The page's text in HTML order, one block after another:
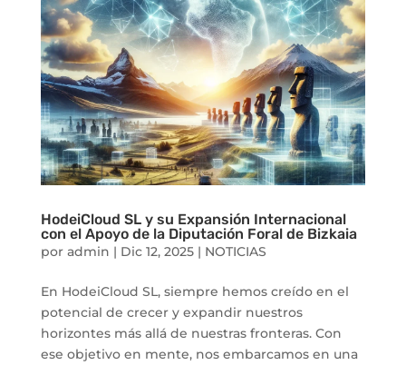
HodeiCloud SL y su Expansión Internacional
con el Apoyo de la Diputación Foral de Bizkaia
por admin | Dic 12, 2025| NOTICIAS
En HodeiCloud SL, siempre hemos creído en el
potencial de crecer y expandir nuestros
horizontes más allá de nuestras fronteras. Con
ese objetivo en mente, nos embarcamos en una